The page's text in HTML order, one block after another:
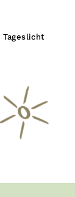
Tageslicht